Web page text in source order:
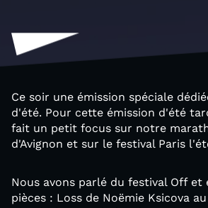
Ce soir une émission spéciale
d'été. Pour cette émission d'été
fait un petit focus sur notre
d'Avignon et sur le festival Paris
Nous avons parlé du festival Off
pièces : Loss de Noëmie Ksicova au